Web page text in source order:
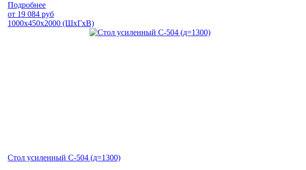
Подробнее
от 19 084 руб
1000х450х2000 (ШхГхВ)
Стол усиленный С-504 (д=1300)